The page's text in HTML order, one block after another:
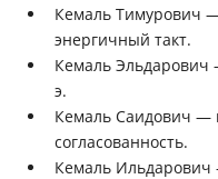
Кемаль Тимурович
энергичный такт.
Кемаль Эльдарович
э.
Кемаль Саидович —
согласованность.
Кемаль Ильдарович